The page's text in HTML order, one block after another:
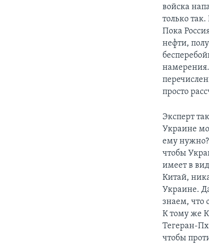
войска
только
Пока
нефти,
просто
Эксперт
Украине
ему нужно?
чтобы
имеет в
Китай,
Украине.
знаем, что
К тому же
Тегеран-
чтобы